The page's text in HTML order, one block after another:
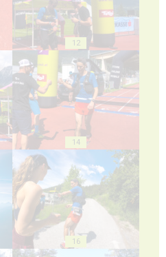
12
14
16